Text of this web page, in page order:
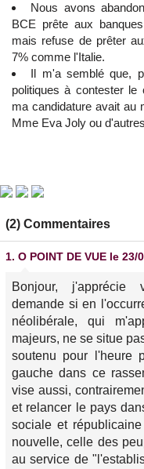
Nous avons
BCE prête aux
mais refuse de prêter
7% comme l'Italie.
Il m'a semblé que,
politiques à contester le
ma candidature avait au
Mme Eva Joly ou
(2) Commentaires
1. O POINT DE VUE le 23/
Bonjour, j'apprécie
demande si en
néolibérale, qui
majeurs, ne se situe
soutenu pour l'heure
gauche dans ce
vise aussi,
et relancer le pays
sociale et
nouvelle, celle des
au service de